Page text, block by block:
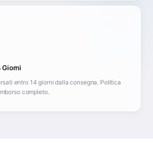
Giorni
entro 14 giorni dalla consegna. Politica
completo.